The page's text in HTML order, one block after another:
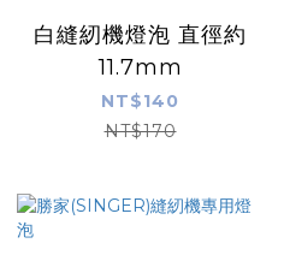
白縫紉機燈泡 直徑約
11.7mm
NT$140
NT$170